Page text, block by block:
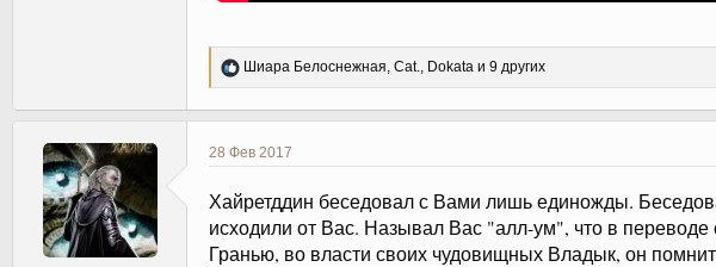
Р
к
и
:
Шиара Белоснежная Cat. Dokata и 9 других
28 Фев 2017
Хайретддин беседовал с Вами лишь единожды.
исходили от Вас. Называл Вас "алл-ум", что в
Гранью, во власти своих чудовищных Владык, он